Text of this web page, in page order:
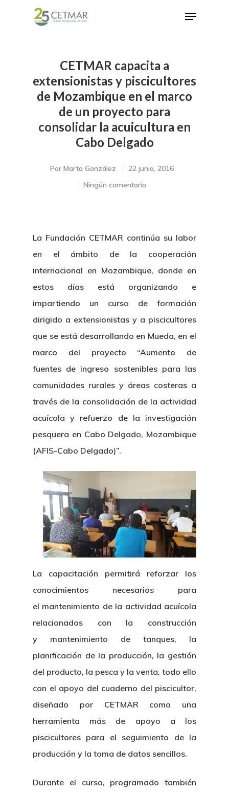
Hit enter to search or ESC to close
CETMAR capacita a
extensionistas y piscicultores
de Mozambique en el marco
de un proyecto para
consolidar la acuicultura en
Cabo Delgado
Por Marta González
22 junio, 2016
Ningún comentario
La Fundación CETMAR continúa su labor
en el ámbito de la cooperación
internacional en Mozambique, donde en
estos días está organizando e
impartiendo un curso de formación
dirigido a extensionistas y a piscicultores
que se está desarrollando en Mueda, en el
marco del proyecto “Aumento de
fuentes de ingreso sostenibles para las
comunidades rurales y áreas costeras a
través de la consolidación de la actividad
acuícola y refuerzo de la investigación
pesquera en Cabo Delgado, Mozambique
(AFIS-Cabo Delgado)”.
La capacitación permitirá reforzar los
conocimientos necesarios para
el mantenimiento de la actividad acuícola
relacionados con la construcción
y mantenimiento de tanques, la
planificación de la producción, la gestión
del producto, la pesca y la venta, todo ello
con el apoyo del cuaderno del piscicultor,
diseñado por CETMAR como una
herramienta más de apoyo a los
piscicultores para el seguimiento de la
producción y la toma de datos sencillos.
Durante el curso, programado también